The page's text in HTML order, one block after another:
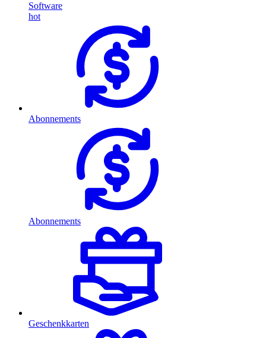
Software
hot
Abonnements
Abonnements
Geschenkkarten